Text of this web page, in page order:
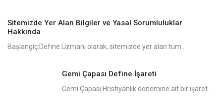
Sitemizde Yer Alan Bilgiler ve Yasal Sorumluluklar
Hakkında
Başlangıç:Define Uzmanı olarak, sitemizde yer alan tüm...
Gemi Çapası Define İşareti
Gemi Çapası Hristiyanlık dönemine ait bir işaret...